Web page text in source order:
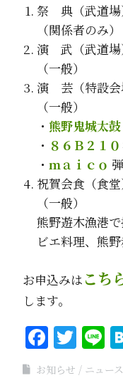
祭 典（武道場
（関係者のみ）
演 武（武道場
（一般）
演 芸（特設会
（一般）
・ 熊野鬼城太鼓
・ ８６Ｂ２１０
・ ｍａｉｃｏ
祝賀会食（食
（一般）
熊野遊木漁港
ビエ料理、熊
お申込みは こち
します。
お知らせ ニュース